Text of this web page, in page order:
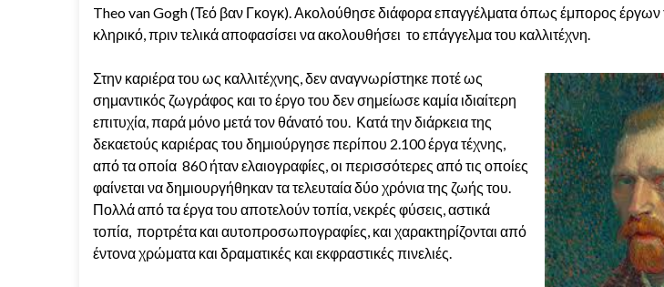
Theo van Gogh (Τεό βαν Γκογκ). Ακολούθησε διάφορα επαγγέλματα όπως έμπορος έργων
κληρικό, πριν τελικά αποφασίσει να ακολουθήσει το επάγγελμα του καλλιτέχνη.
Στην καριέρα του ως καλλιτέχνης, δεν αναγνωρίστηκε ποτέ ως
σημαντικός ζωγράφος και το έργο του δεν σημείωσε καμία ιδιαίτερη
επιτυχία, παρά μόνο μετά τον θάνατό του. Κατά την διάρκεια της
δεκαετούς καριέρας του δημιούργησε περίπου 2.100 έργα τέχνης,
από τα οποία 860 ήταν ελαιογραφίες, οι περισσότερες από τις οποίες
φαίνεται να δημιουργήθηκαν τα τελευταία δύο χρόνια της ζωής του.
Πολλά από τα έργα του αποτελούν τοπία, νεκρές φύσεις, αστικά
τοπία, πορτρέτα και αυτοπροσωπογραφίες, και χαρακτηρίζονται από
έντονα χρώματα και δραματικές και εκφραστικές πινελιές.